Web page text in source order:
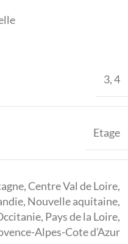
3,4
Etage
, Centre Val de Loire,
, Nouvelle aquitaine,
, Pays de la Loire,
Alpes-Cote d’Azur